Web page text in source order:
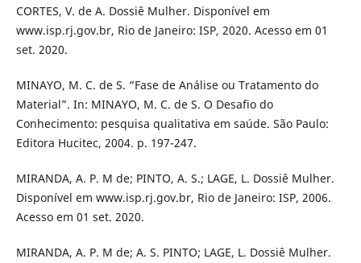
CORTES, V. de A. Dossiê Mulher. Disponível em
www.isp.rj.gov.br, Rio de Janeiro: ISP, 2020. Acesso em 01
set. 2020.
MINAYO, M. C. de S. “Fase de Análise ou Tratamento do
Material”. In: MINAYO, M. C. de S. O Desafio do
Conhecimento: pesquisa qualitativa em saúde. São Paulo:
Editora Hucitec, 2004. p. 197-247.
MIRANDA, A. P. M de; PINTO, A. S.; LAGE, L. Dossiê Mulher.
Disponível em www.isp.rj.gov.br, Rio de Janeiro: ISP, 2006.
Acesso em 01 set. 2020.
MIRANDA, A. P. M de; A. S. PINTO; LAGE, L. Dossiê Mulher.